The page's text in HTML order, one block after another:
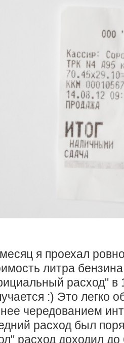
я проехал
литра
расход" в
:) Это легко
чередованием
расход был
расход доходил